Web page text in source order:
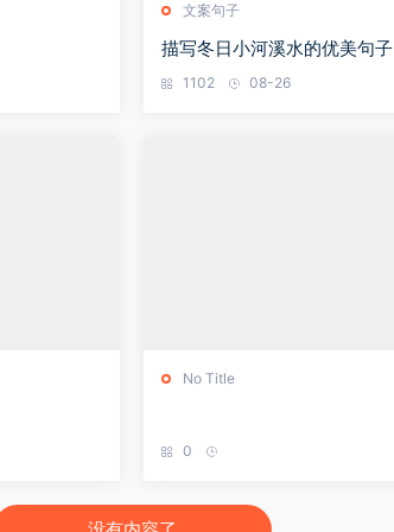
文案句子
描写冬日小河溪水的优美句子
1102 08-26
No Title
0